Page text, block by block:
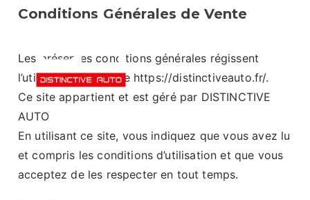
Distinctive
Auto
Esthétique automobile
Conditions Générales de Vente
Les présentes conditions générales régissent
l’utilisation de ce site https://distinctiveauto.fr/.
Ce site appartient et est géré par DISTINCTIVE
AUTO
En utilisant ce site, vous indiquez que vous avez lu
et compris les conditions d’utilisation et que vous
acceptez de les respecter en tout temps.